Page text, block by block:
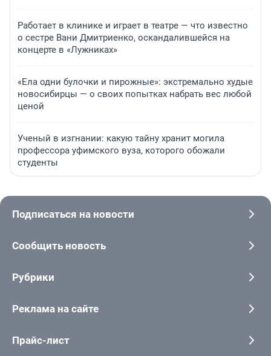
Работает в клинике и играет в театре — что известно
о сестре Вани Дмитриенко, оскандалившейся на
концерте в «Лужниках»
«Ела одни булочки и пирожные»: экстремально худые
новосибирцы — о своих попытках набрать вес любой
ценой
Ученый в изгнании: какую тайну хранит могила
профессора уфимского вуза, которого обожали
студенты
Подписаться на новости
Сообщить новость
Рубрики
Реклама на сайте
Прайс-лист